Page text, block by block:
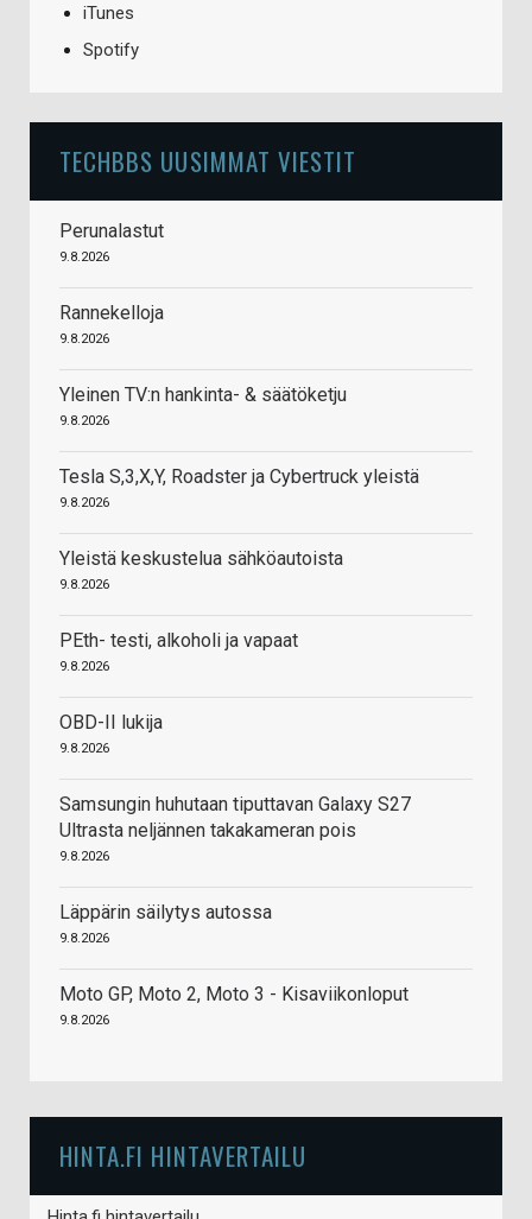
iTunes
Spotify
TECHBBS UUSIMMAT VIESTIT
Perunalastut
9.8.2026
Rannekelloja
9.8.2026
Yleinen TV:n hankinta- & säätöketju
9.8.2026
Tesla S,3,X,Y, Roadster ja Cybertruck yleistä
9.8.2026
Yleistä keskustelua sähköautoista
9.8.2026
PEth- testi, alkoholi ja vapaat
9.8.2026
OBD-II lukija
9.8.2026
Samsungin huhutaan tiputtavan Galaxy S27
Ultrasta neljännen takakameran pois
9.8.2026
Läppärin säilytys autossa
9.8.2026
Moto GP, Moto 2, Moto 3 - Kisaviikonloput
9.8.2026
HINTA.FI HINTAVERTAILU